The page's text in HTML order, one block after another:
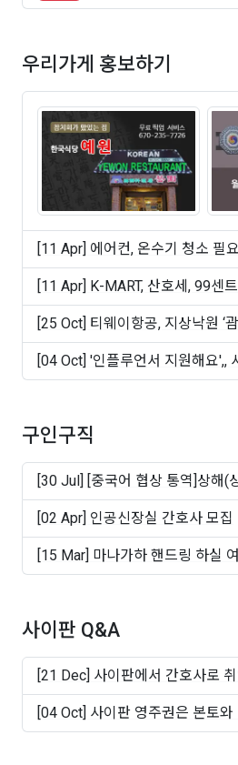
우리가게 홍보하기
[11 Apr] 에어컨, 온수기 청소 필
[11 Apr] K-MART, 산호세, 99센트 마켓에 한국 과일 및
빵 ..
[25 Oct] 티웨이항공, 지상낙원 ‘
[04 Oct] '인플루언서 지원해요',,
케..
구인구직
[30 Jul] [중국어 협상 통역]상해(
쑤..
[02 Apr] 인공신장실 간호사 모집
[15 Mar] 마나가하 핸드링 하실
~50십..
사이판 Q&A
[21 Dec] 사이판에서 간호사로
[04 Oct] 사이판 영주권은 본토와
인가..